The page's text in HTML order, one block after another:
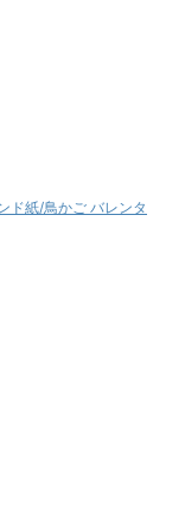
ド紙/鳥かご バレンタ